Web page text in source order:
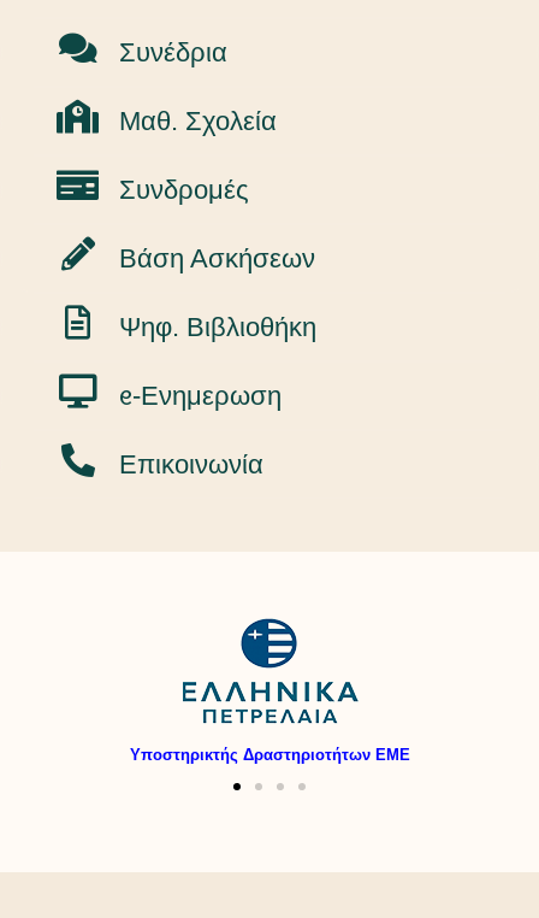
Συνέδρια
Μαθ. Σχολεία
Συνδρομές
Βάση Ασκήσεων
Ψηφ. Βιβλιοθήκη
ᧉ-Ενημερωση
Επικοινωνία
Υποστηρικτής Δραστηριοτήτων ΕΜΕ